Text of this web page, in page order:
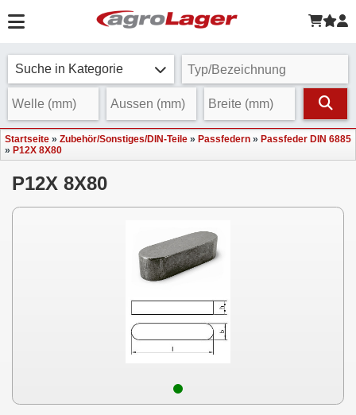
Suche in Kategorie
Startseite » Zubehör/Sonstiges/DIN-Teile » Passfedern » Passfeder DIN 6885
» P12X 8X80
P12X 8X80